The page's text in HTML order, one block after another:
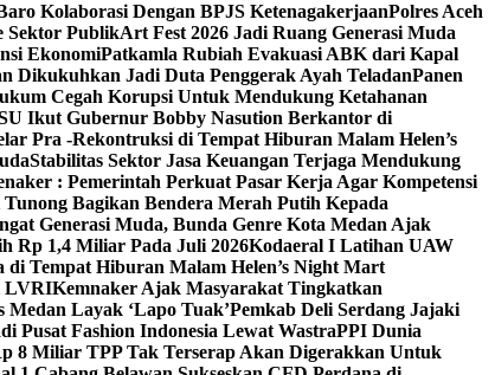
Kolaborasi Dengan BPJS KetenagakerjaanPolres Aceh
Sektor PublikArt Fest 2026 Jadi Ruang Generasi Muda
EkonomiPatkamla Rubiah Evakuasi ABK dari Kapal
Dikukuhkan Jadi Duta Penggerak Ayah TeladanPanen
Cegah Korupsi Untuk Mendukung Ketahanan
Ikut Gubernur Bobby Nasution Berkantor di
Pra -Rekontruksi di Tempat Hiburan Malam Helen’s
Stabilitas Sektor Jasa Keuangan Terjaga Mendukung
: Pemerintah Perkuat Pasar Kerja Agar Kompetensi
Bagikan Bendera Merah Putih Kepada
Generasi Muda, Bunda Genre Kota Medan Ajak
Rp 1,4 Miliar Pada Juli 2026Kodaeral I Latihan UAW
di Tempat Hiburan Malam Helen’s Night Mart
LVRIKemnaker Ajak Masyarakat Tingkatkan
Layak ‘Lapo Tuak’Pemkab Deli Serdang Jajaki
Pusat Fashion Indonesia Lewat WastraPPI Dunia
8 Miliar TPP Tak Terserap Akan Digerakkan Untuk